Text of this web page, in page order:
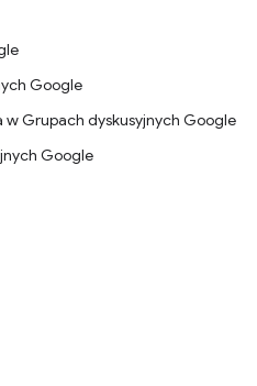
Google
Grupach dyskusyjnych Google
Google